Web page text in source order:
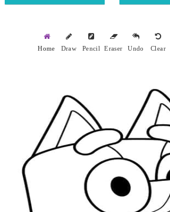
Home Draw Pencil Eraser Undo Clear